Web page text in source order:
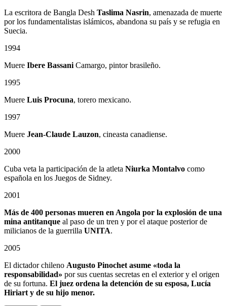
La escritora de Bangla Desh Taslima Nasrin, amenazada de muerte
por los fundamentalistas islámicos, abandona su país y se refugia en
Suecia.
1994
Muere Ibere Bassani Camargo, pintor brasileño.
1995
Muere Luis Procuna, torero mexicano.
1997
Muere Jean-Claude Lauzon, cineasta canadiense.
2000
Cuba veta la participación de la atleta Niurka Montalvo como
española en los Juegos de Sidney.
2001
Más de 400 personas mueren en Angola por la explosión de una
mina antitanque al paso de un tren y por el ataque posterior de
milicianos de la guerrilla UNITA.
2005
El dictador chileno Augusto Pinochet asume «toda la
responsabilidad» por sus cuentas secretas en el exterior y el origen
de su fortuna. El juez ordena la detención de su esposa, Lucía
Hiriart y de su hijo menor.